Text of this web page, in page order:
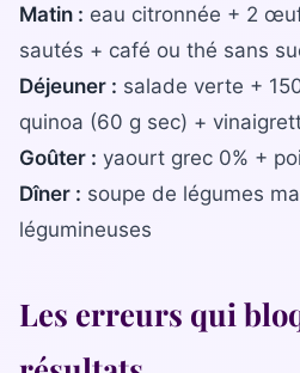
Matin : eau citronnée + 2
sautés + café ou thé sans
Déjeuner : salade verte +
quinoa (60 g sec) +
Goûter : yaourt grec 0% +
Dîner : soupe de légumes
légumineuses
Les erreurs qui